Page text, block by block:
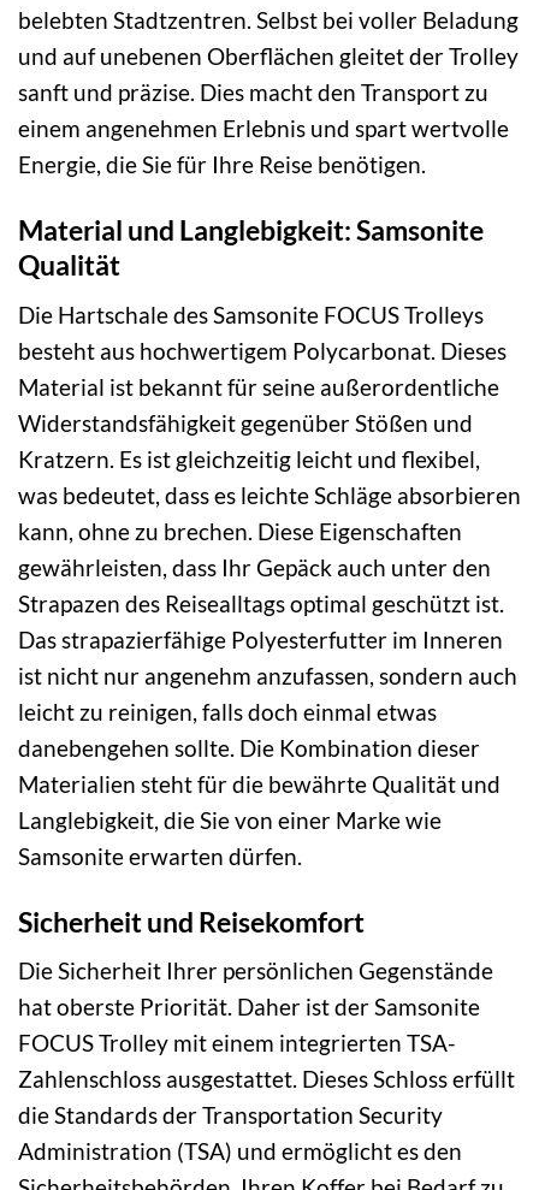
belebten Stadtzentren. Selbst bei voller Beladung
und auf unebenen Oberflächen gleitet der Trolley
sanft und präzise. Dies macht den Transport zu
einem angenehmen Erlebnis und spart wertvolle
Energie, die Sie für Ihre Reise benötigen.
Material und Langlebigkeit: Samsonite
Qualität
Die Hartschale des Samsonite FOCUS Trolleys
besteht aus hochwertigem Polycarbonat. Dieses
Material ist bekannt für seine außerordentliche
Widerstandsfähigkeit gegenüber Stößen und
Kratzern. Es ist gleichzeitig leicht und flexibel,
was bedeutet, dass es leichte Schläge absorbieren
kann, ohne zu brechen. Diese Eigenschaften
gewährleisten, dass Ihr Gepäck auch unter den
Strapazen des Reisealltags optimal geschützt ist.
Das strapazierfähige Polyesterfutter im Inneren
ist nicht nur angenehm anzufassen, sondern auch
leicht zu reinigen, falls doch einmal etwas
danebengehen sollte. Die Kombination dieser
Materialien steht für die bewährte Qualität und
Langlebigkeit, die Sie von einer Marke wie
Samsonite erwarten dürfen.
Sicherheit und Reisekomfort
Die Sicherheit Ihrer persönlichen Gegenstände
hat oberste Priorität. Daher ist der Samsonite
FOCUS Trolley mit einem integrierten TSA-
Zahlenschloss ausgestattet. Dieses Schloss erfüllt
die Standards der Transportation Security
Administration (TSA) und ermöglicht es den